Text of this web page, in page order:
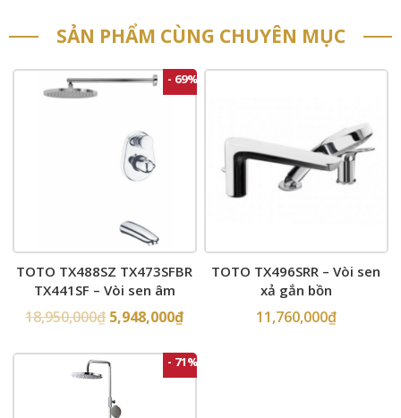
SẢN PHẨM CÙNG CHUYÊN MỤC
- 69%
TOTO TX488SZ TX473SFBR
TX441SF – Vòi sen âm
tường
18,950,000₫ 5,948,000₫
TOTO TX496SRR – Vòi sen
xả gắn bồn
11,760,000₫
- 71%